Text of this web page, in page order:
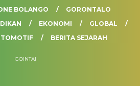
BOLANGO
GORONTALO
EKONOMI
GLOBAL
BERITA SEJARAH
GOINTAI